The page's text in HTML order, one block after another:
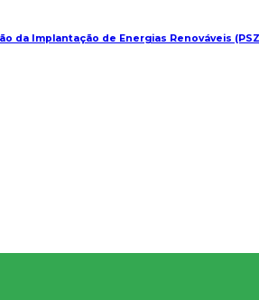
da Implantação de Energias Renováveis